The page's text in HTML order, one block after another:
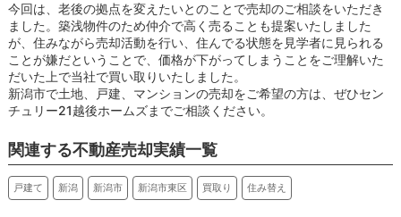
今回は、老後の拠点を変えたいとのことで売却のご相談をいただき
ました。築浅物件のため仲介で高く売ることも提案いたしました
が、住みながら売却活動を行い、住んでる状態を見学者に見られる
ことが嫌だということで、価格が下がってしまうことをご理解いた
だいた上で当社で買い取りいたしました。
新潟市で土地、戸建、マンションの売却をご希望の方は、ぜひセン
チュリー21越後ホームズまでご相談ください。
関連する不動産売却実績一覧
戸建て 新潟 新潟市 新潟市東区 買取り 住み替え